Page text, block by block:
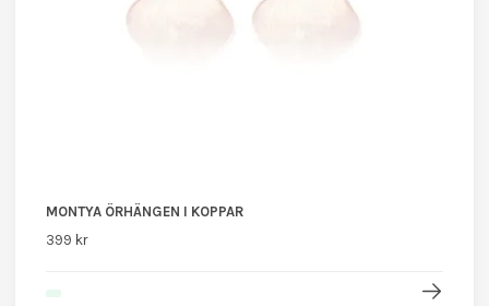
MONTYA ÖRHÄNGEN I KOPPAR
399 kr